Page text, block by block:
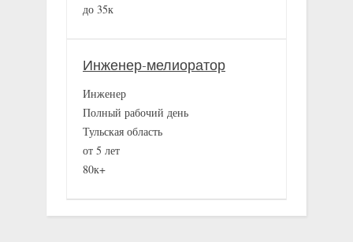
до 35к
Инженер-мелиоратор
Инженер
Полный рабочий день
Тульская область
от 5 лет
80к+